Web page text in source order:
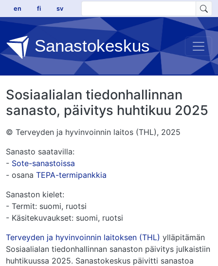
Hyppää pääsisältöön
en fi sv
Sanastokeskus
Sosiaalialan tiedonhallinnan
sanasto, päivitys huhtikuu 2025
© Terveyden ja hyvinvoinnin laitos (THL), 2025
Sanasto saatavilla:
- Sote-sanastoissa
- osana TEPA-termipankkia
Sanaston kielet:
- Termit: suomi, ruotsi
- Käsitekuvaukset: suomi, ruotsi
Terveyden ja hyvinvoinnin laitoksen (THL) ylläpitämän
Sosiaalialan tiedonhallinnan sanaston päivitys julkaistiin
huhtikuussa 2025. Sanastokeskus päivitti sanastoa